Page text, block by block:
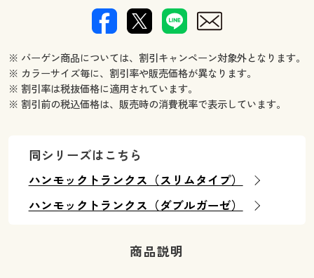
※ バーゲン商品については、割引キャンペーン対象外となります。
※ カラーサイズ毎に、割引率や販売価格が異なります。
※ 割引率は税抜価格に適用されています。
※ 割引前の税込価格は、販売時の消費税率で表示しています。
同シリーズはこちら
ハンモックトランクス（スリムタイプ）
ハンモックトランクス（ダブルガーゼ）
商品説明